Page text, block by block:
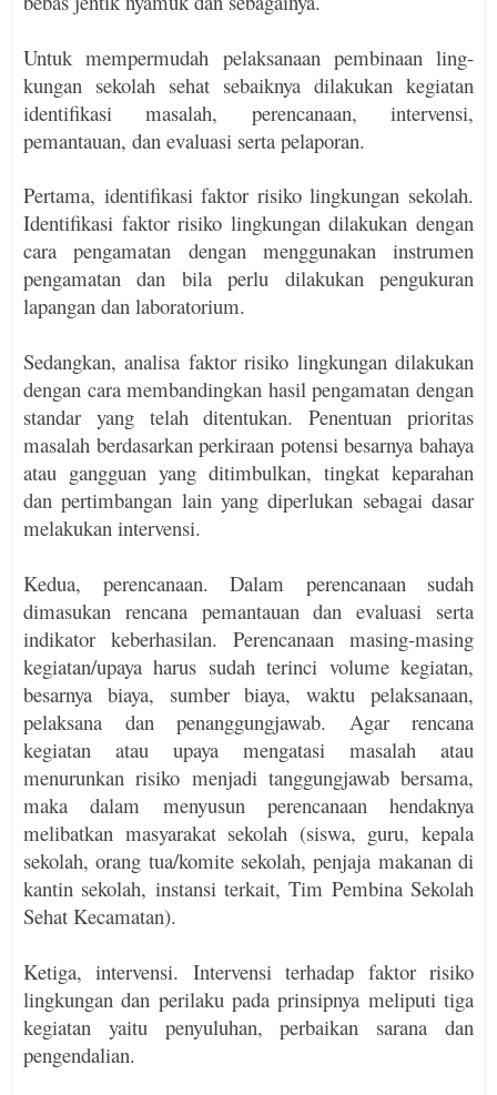
Untuk mempermudah pelaksanaan pembinaan ling­
kungan sekolah sehat sebaiknya dilakukan kegiat­an
identifikasi masalah, perencanaan, intervensi,
pemantauan, dan evaluasi serta pelaporan.
Pertama, identifikasi faktor risiko lingkungan seko­lah.
Identifikasi faktor risiko lingkungan dilakukan dengan
cara pengamatan dengan menggunakan instrumen
pengamatan dan bila perlu dilakukan pengukuran
lapangan dan laboratorium.
Sedangkan, analisa faktor risiko lingkungan dilakukan
dengan cara membandingkan hasil pengamatan dengan
standar yang telah ditentukan. Penentuan prioritas
masalah berdasarkan perkiraan potensi besarnya bahaya
atau gangguan yang ditimbulkan, tingkat keparahan
dan pertimbangan lain yang diperlukan sebagai dasar
melakukan intervensi.
Kedua, perencanaan. Dalam perencanaan sudah
dimasukan rencana pemantauan dan evaluasi serta
indikator keberhasilan. Perencanaan masing-masing
kegiatan/upaya harus sudah terinci volume kegiatan,
besarnya biaya, sumber biaya, waktu pelaksanaan,
pelaksana dan penanggungjawab. Agar rencana
kegiatan atau upaya mengatasi masalah atau
menurunkan risiko menjadi tanggungjawab bersama,
maka dalam menyusun perencanaan hendaknya
melibatkan masyarakat sekolah (siswa, guru, kepala
sekolah, orang tua/komite sekolah, penjaja makanan di
kantin sekolah, instansi terkait, Tim Pembina Sekolah
Sehat Kecamatan).
Ketiga, intervensi. Intervensi terhadap faktor risiko
lingkungan dan perilaku pada prinsipnya meliputi tiga
kegiatan yaitu penyuluhan, perbaikan sarana dan
pengendalian.